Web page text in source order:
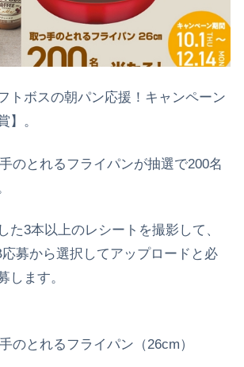
トボスの朝パン応援！キャンペーン
】。
のとれるフライパンが抽選で200名
た3本以上のレシートを撮影して、
応募から選択してアップロードと必
します。
のとれるフライパン（26cm）